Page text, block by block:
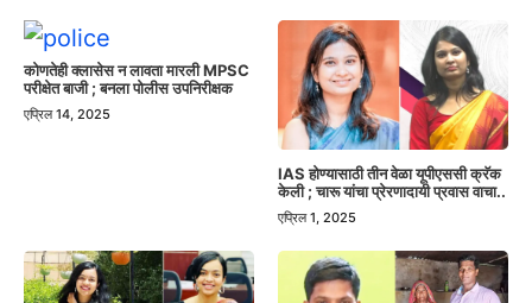
कोणतेही क्लासेस न लावता मारली MPSC
परीक्षेत बाजी ; बनला पोलीस उपनिरीक्षक
एप्रिल 14, 2025
IAS होण्यासाठी तीन वेळा यूपीएससी क्रॅक
केली ; चारू यांचा प्रेरणादायी प्रवास वाचा..
एप्रिल 1, 2025